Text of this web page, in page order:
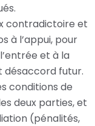
contradictoire et
à l’appui, pour
et à la
futur.
conditions de
deux parties, et
(pénalités,